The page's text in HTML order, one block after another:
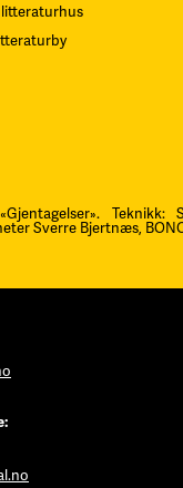
Teknikk:
Sverre Bjertnæs,